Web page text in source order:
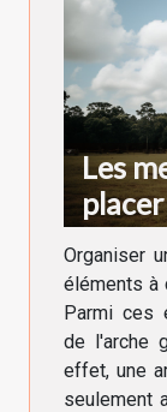
Les
lors
Organiser
éléments à
Parmi ces
de l'arche
effet, une
seulement